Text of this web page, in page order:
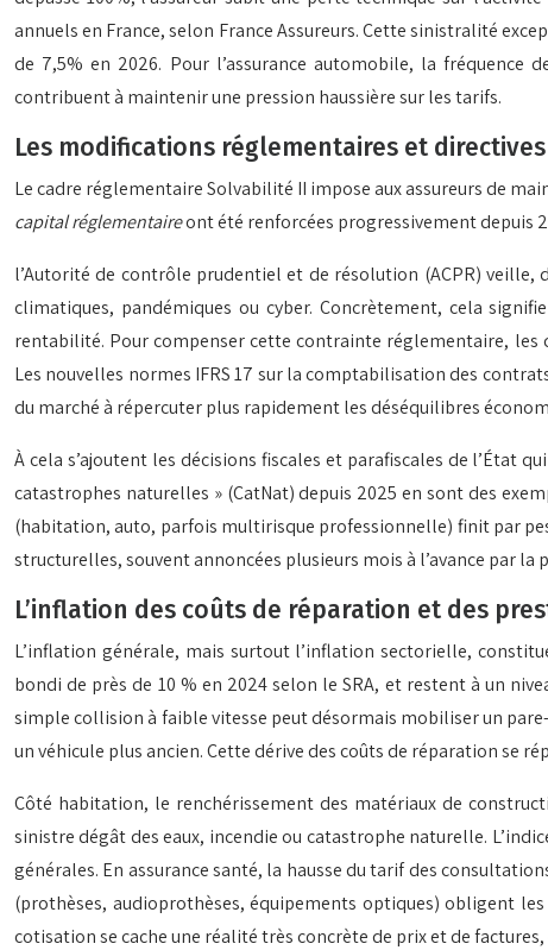
annuels en France, selon France Assureurs. Cette sinistralité
de 7,5% en 2026. Pour l’assurance automobile, la fréquence
contribuent à maintenir une pression haussière sur les tarifs.
Les modifications réglementaires et
Le cadre réglementaire Solvabilité II impose aux assureurs de
capital réglementaireont été renforcées progressivement depuis
l’Autorité de contrôle prudentiel et de résolution (ACPR) veille,
climatiques, pandémiques ou cyber. Concrètement, cela
rentabilité. Pour compenser cette contrainte réglementaire, les
Les nouvelles normes IFRS 17 sur la comptabilisation des
du marché à répercuter plus rapidement les déséquilibres
À cela s’ajoutent les décisions fiscales et parafiscales de l’État
catastrophes naturelles » (CatNat) depuis 2025 en sont des
(habitation, auto, parfois multirisque professionnelle) finit par
structurelles, souvent annoncées plusieurs mois à l’avance par
L’inflation des coûts de réparation et des
L’inflation générale, mais surtout l’inflation sectorielle,
bondi de près de 10 % en 2024 selon le SRA, et restent à un
simple collision à faible vitesse peut désormais mobiliser un
un véhicule plus ancien. Cette dérive des coûts de réparation se
Côté habitation, le renchérissement des matériaux de
sinistre dégât des eaux, incendie ou catastrophe naturelle.
générales. En assurance santé, la hausse du tarif des
(prothèses, audioprothèses, équipements optiques) obligent
cotisation se cache une réalité très concrète de prix et de